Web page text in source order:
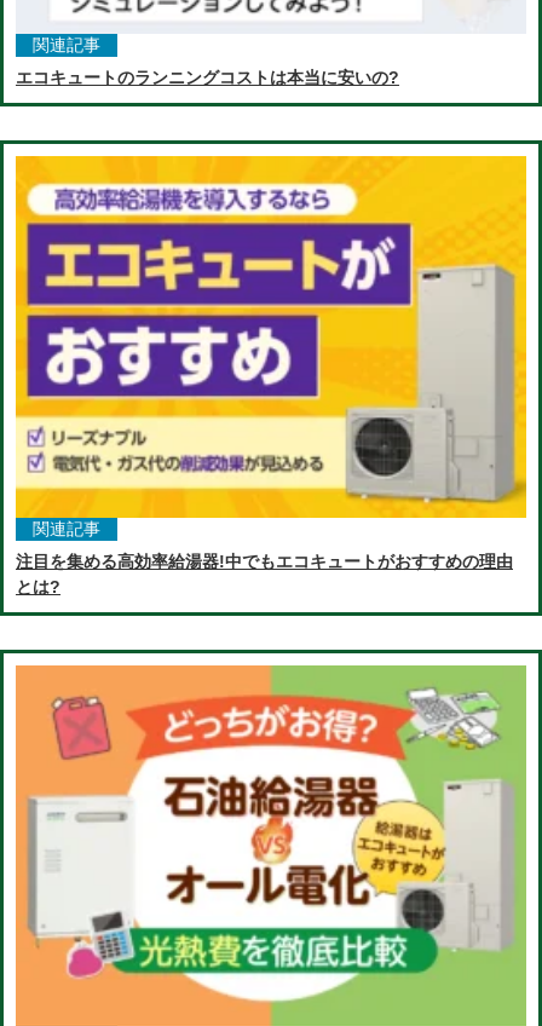
関連記事
エコキュートのランニングコストは本当に安いの?
関連記事
注目を集める高効率給湯器!中でもエコキュートがおすすめの理由
とは?